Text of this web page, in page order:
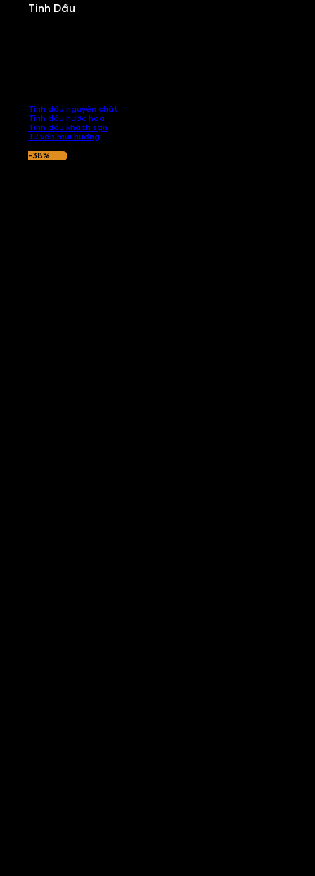
Tinh Dầu
Tinh dầu nguyên chất
Tinh dầu nước hoa
Tinh dầu khách sạn
Tư vấn mùi hương
-38%